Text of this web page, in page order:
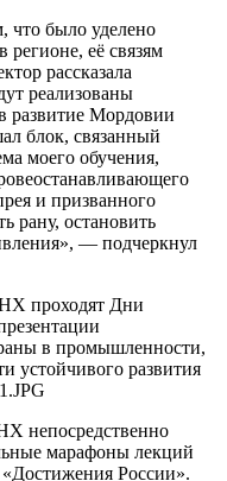
что было уделено
её связям
рассказала
реализованы
развитие Мордовии
блок, связанный
моего обучения,
и призванного
рану, остановить
— подчеркнул
проходят Дни
в промышленности,
устойчивого развития
непосредственно
марафоны лекций
России».